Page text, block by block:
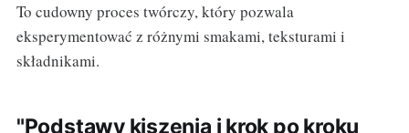
To cudowny proces twórczy, który pozwala
eksperymentować z różnymi smakami, teksturami i
składnikami.
"Podstawy kiszenia i krok po kroku